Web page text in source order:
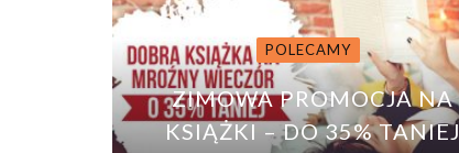
POLECAMY
ZIMOWA PROMOCJA NA
KSIĄŻKI – DO 35% TANIEJ